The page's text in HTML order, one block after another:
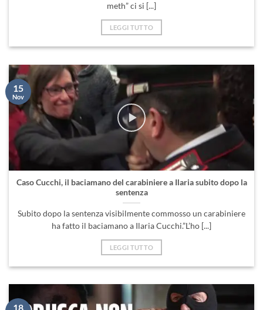
meth” ci si [...]
LEGGI TUTTO
Caso Cucchi, il baciamano del carabiniere a Ilaria subito dopo la
sentenza
Subito dopo la sentenza visibilmente commosso un carabiniere
ha fatto il baciamano a Ilaria Cucchi.”L’ho [...]
LEGGI TUTTO
15
Nov
18